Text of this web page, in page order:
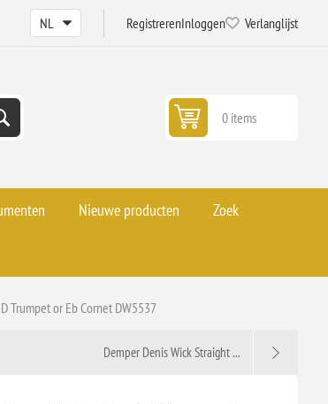
RegistrerenInloggen Verlanglijst
0 items
Nieuwe producten Zoek
Trumpet or Eb Cornet DW5537
Demper Denis Wick Straight ...